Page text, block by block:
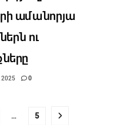
ամանորյա
ու
0
… 5